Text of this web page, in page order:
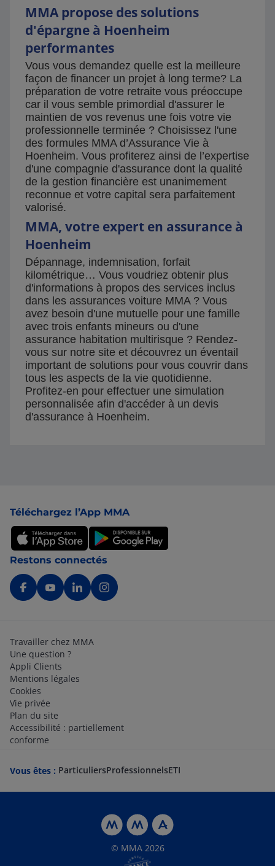
MMA propose des solutions
d'épargne à Hoenheim
performantes
Vous vous demandez quelle est la meilleure
façon de financer un projet à long terme? La
préparation de votre retraite vous préoccupe
car il vous semble primordial d'assurer le
maintien de vos revenus une fois votre vie
professionnelle terminée ? Choisissez l'une
des formules MMA d’Assurance Vie à
Hoenheim. Vous profiterez ainsi de l’expertise
d'une compagnie d'assurance dont la qualité
de la gestion financière est unanimement
reconnue et votre capital sera parfaitement
valorisé.
MMA, votre expert en assurance à
Hoenheim
Dépannage, indemnisation, forfait
kilométrique… Vous voudriez obtenir plus
d'informations à propos des services inclus
dans les assurances voiture MMA ? Vous
avez besoin d'une mutuelle pour une famille
avec trois enfants mineurs ou d'une
assurance habitation multirisque ? Rendez-
vous sur notre site et découvrez un éventail
important de solutions pour vous couvrir dans
tous les aspects de la vie quotidienne.
Profitez-en pour effectuer une simulation
personnalisée afin d'accéder à un devis
d'assurance à Hoenheim.
Téléchargez l’App MMA
Restons connectés
Travailler chez MMA
Une question ?
Appli Clients
Mentions légales
Cookies
Vie privée
Plan du site
Accessibilité : partiellement
conforme
Vous êtes : ParticuliersProfessionnelsETI
© MMA 2026